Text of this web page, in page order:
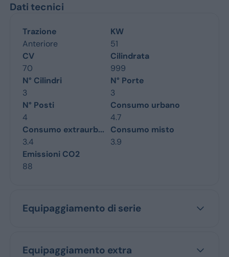
Dati tecnici
Trazione
Anteriore
KW
51
CV
70
Cilindrata
999
N° Cilindri
3
N° Porte
3
N° Posti
4
Consumo urbano
4.7
Consumo extraurb...
3.4
Consumo misto
3.9
Emissioni CO2
88
Equipaggiamento di serie
Equipaggiamento extra